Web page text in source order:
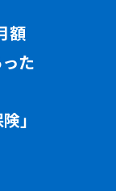
額
た
」